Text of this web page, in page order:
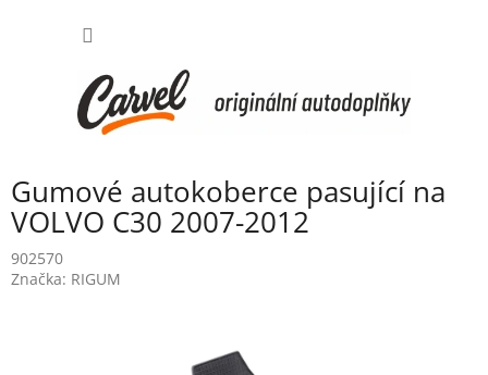
Gumové autokoberce pasující na
VOLVO C30 2007-2012
902570
Značka: RIGUM